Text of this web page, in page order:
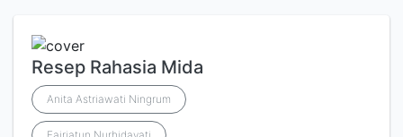
Resep Rahasia Mida
Anita Astriawati Ningrum